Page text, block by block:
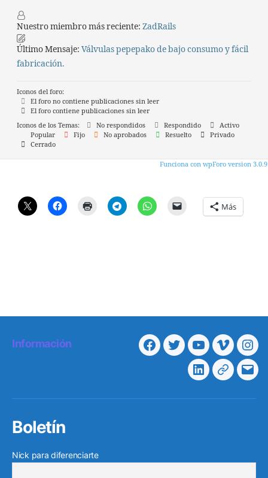
Nuestro miembro más reciente: ZadRails
Último Mensaje: Válvulas pepepako de bajo consumo y fácil
fabricación.
Iconos del foro:
El foro no contiene publicaciones sin leer
El foro contiene publicaciones sin leer
Iconos de los Temas:
No respondidos Respondido
Activo
Popular
Fijo No aprobados Resuelto
Privado
Cerrado
Funciona con wpForo version 3.0.9
Más
Información
Facebook
TwitterYoutubeVimeo
LinkedinTelegram
Boletín
Nick para diferenciarte